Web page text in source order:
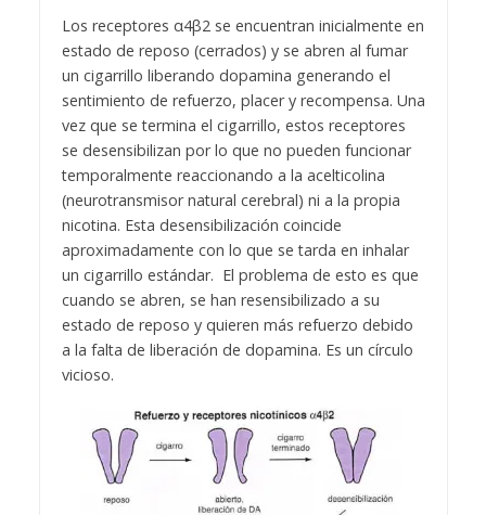
Los receptores α4β2 se encuentran inicialmente en
estado de reposo (cerrados) y se abren al fumar
un cigarrillo liberando dopamina generando el
sentimiento de refuerzo, placer y recompensa. Una
vez que se termina el cigarrillo, estos receptores
se desensibilizan por lo que no pueden funcionar
temporalmente reaccionando a la acelticolina
(neurotransmisor natural cerebral) ni a la propia
nicotina. Esta desensibilización coincide
aproximadamente con lo que se tarda en inhalar
un cigarrillo estándar. El problema de esto es que
cuando se abren, se han resensibilizado a su
estado de reposo y quieren más refuerzo debido
a la falta de liberación de dopamina. Es un círculo
vicioso.